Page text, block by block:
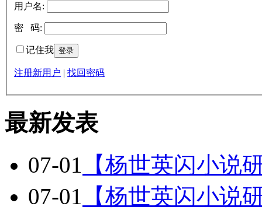
用户名:
密 码:
记住我
注册新用户 | 找回密码
最新发表
07-01 【杨世英闪小说
07-01 【杨世英闪小说